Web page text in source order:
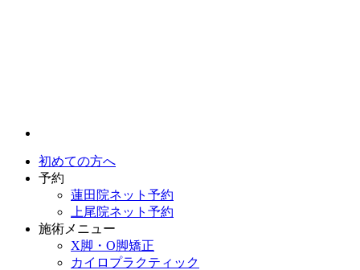
初めての方へ
予約
蓮田院ネット予約
上尾院ネット予約
施術メニュー
X脚・O脚矯正
カイロプラクティック